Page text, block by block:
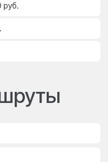
руб.